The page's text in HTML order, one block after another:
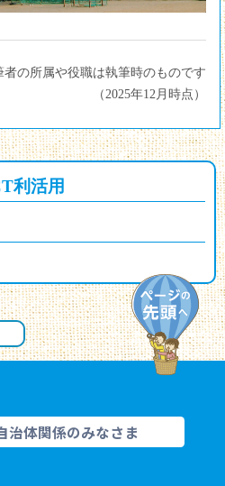
の所属や役職は執筆時のものです
（2025年12月時点）
利活用
治体関係のみなさま